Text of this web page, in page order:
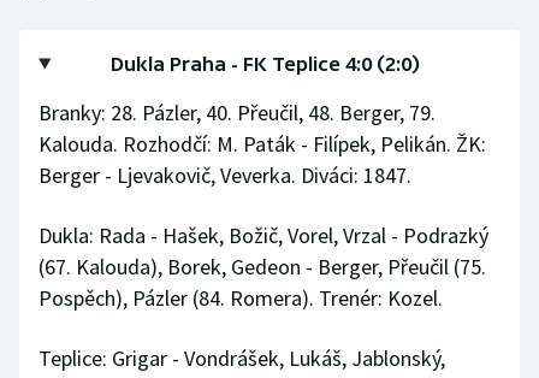
Ostatní
Dukla Praha - FK Teplice 4:0 (2:0)
Branky: 28. Pázler, 40. Přeučil, 48. Berger, 79.
Kalouda. Rozhodčí: M. Paták - Filípek, Pelikán. ŽK:
Berger - Ljevakovič, Veverka. Diváci: 1847.
Dukla: Rada - Hašek, Božič, Vorel, Vrzal - Podrazký
(67. Kalouda), Borek, Gedeon - Berger, Přeučil (75.
Pospěch), Pázler (84. Romera). Trenér: Kozel.
Teplice: Grigar - Vondrášek, Lukáš, Jablonský,